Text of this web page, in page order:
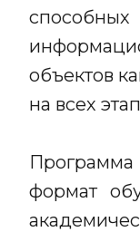
объектов
на всех
Программа
формат